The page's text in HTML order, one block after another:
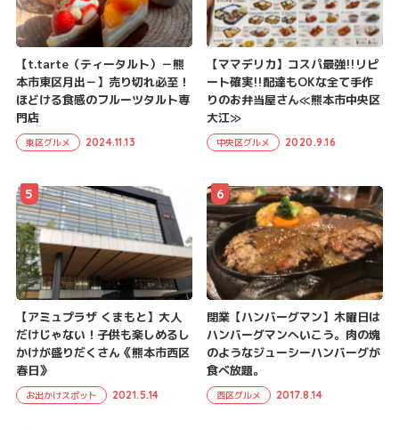
【t.tarte（ティータルト）－熊
本市東区月出－】売り切れ必至！
ほどける食感のフルーツタルト専
門店
東区グルメ 2024.11.13
【ママデリカ】コスパ最強!!リピ
ート確実!!配達もOKな全て手作
りのお弁当屋さん≪熊本市中央区
大江≫
中央区グルメ 2020.9.16
【アミュプラザ くまもと】大人
だけじゃない！子供も楽しめるし
かけが盛りだくさん《熊本市西区
春日》
お出かけスポット 2021.5.14
5
閉業【ハンバーグマン】木曜日は
ハンバーグマンへいこう。肉の塊
のようなジューシーハンバーグが
食べ放題。
西区グルメ 2017.8.14
6